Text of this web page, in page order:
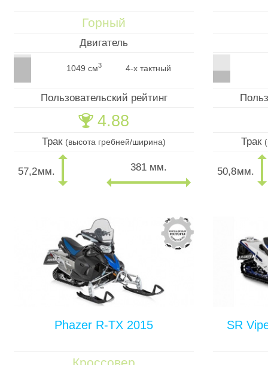
Горный
Двигатель
1049 см3 4-х тактный
Пользовательский рейтинг
🏆 4.88
Трак (высота гребней/ширина)
57,2мм. 381 мм.
Трак
50,8мм.
Phazer R-TX 2015
Кроссовер
SR